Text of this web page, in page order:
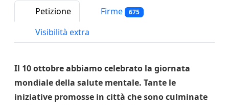
Petizione Firme 675
Visibilità extra
Il 10 ottobre abbiamo celebrato la giornata
mondiale della salute mentale. Tante le
iniziative promosse in città che sono culminate